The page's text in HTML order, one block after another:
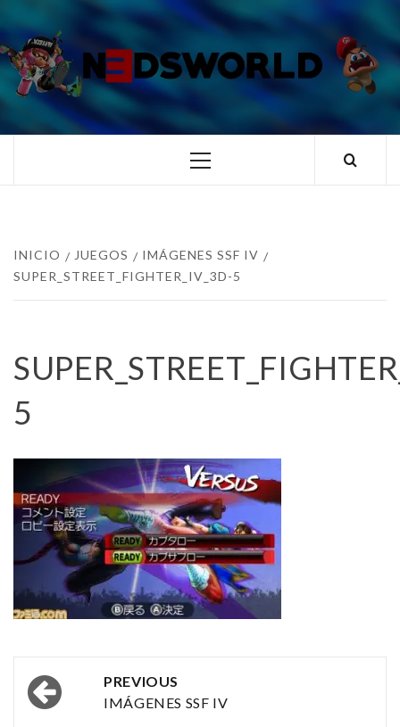
al
contenido
TUS ESPECIALISTAS EN NINTENDO
Menú
INICIO JUEGOS
IMÁGENES SSF IV
SUPER_STREET_FIGHTER_IV_3D-5
5
Post
navigation
PREVIOUS
IMÁGENES SSF IV